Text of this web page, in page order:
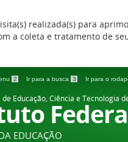
realizada(s) para
a coleta e tratamento de
2 Ir para a busca 3 Ir para o
Educação, Ciência e Tecnologia
EDUCAÇÃO